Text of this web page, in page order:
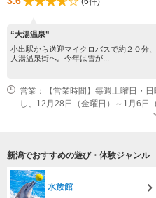
“大湯温泉”
小出駅から送迎マイクロバスで約２０分
大湯温泉街へ。今年は雪が...
営業：【営業時間】毎週土曜日・日
し、12月28日（金曜日）～1月6日
新潟でおすすめの遊び・体験ジャンル
水族館